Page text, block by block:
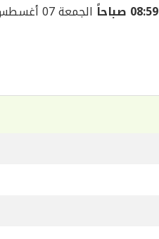
08:59 صباحاً
الجمعة 07 أغسطس 2026.